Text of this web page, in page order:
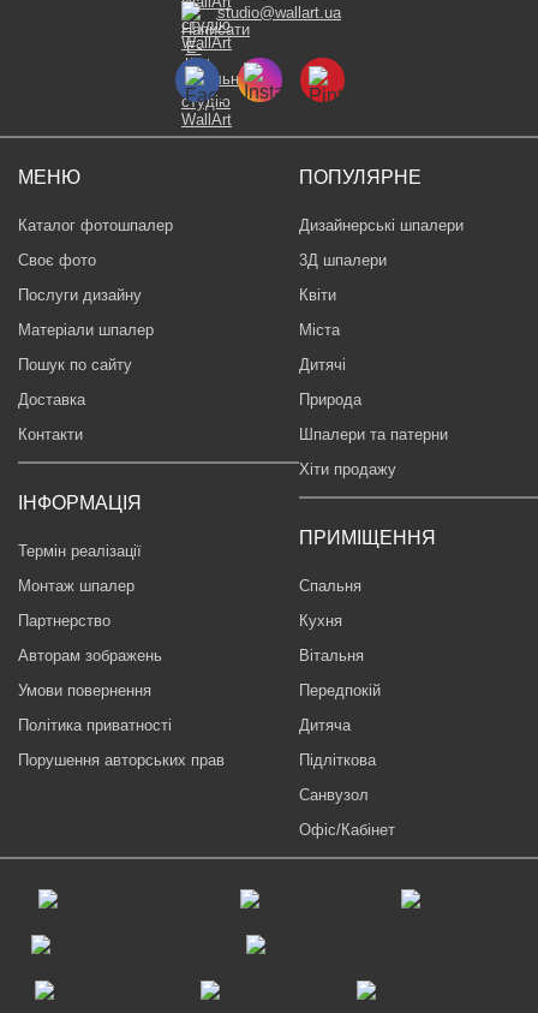
МЕНЮ
Каталог фотошпалер
Своє фото
Послуги дизайну
Матеріали шпалер
Пошук по сайту
Доставка
Контакти
ІНФОРМАЦІЯ
Термін реалізації
Монтаж шпалер
Партнерство
Авторам зображень
Умови повернення
Політика приватності
Порушення авторських прав
ПОПУЛЯРНЕ
Дизайнерські шпалери
3Д шпалери
Квіти
Міста
Дитячі
Природа
Шпалери та патерни
Хіти продажу
ПРИМІЩЕННЯ
Спальня
Кухня
Вітальня
Передпокій
Дитяча
Підліткова
Санвузол
Офіс/Кабінет
studio@wallart.ua